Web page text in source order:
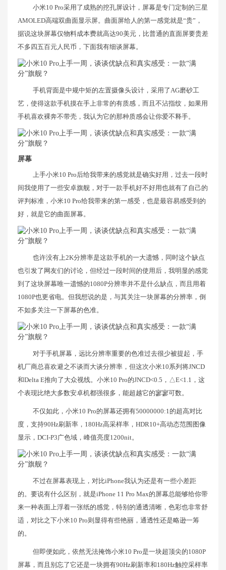
小米10 Pro采用了成熟的挖孔屏设计，屏幕是专门定制的三星
AMOLED高端双曲面显示屏。曲面屏给人的第一感觉就是“贵”，
据说这块屏幕仅物料成本费就高达90美元，比普通的直面屏要贵差
不多四五百元人民币，下面我有细谈屏幕。
手机背面是中规中矩的左置摄像头设计，采用了AG磨砂工
艺，使得这款手机摸在手上非常的有质感，而且不沾指纹，如果用
手机喜欢裸奔不带壳，我认为它的那种质感会让你爱不释手。
屏幕
上手小米10 Pro后给我带来的感觉就是确实好用，过去一段时
间我使用了一些安卓旗舰，对于一款手机好不好用也就有了自己的
评判标准，小米10 Pro给我带来的第一感受，也是最容易感受到的
好，就是它的曲面屏幕。
也许没有上2K分辨率是这款手机的一大遗憾，同时这个缺点
也引发了网友们的讨论，但经过一段时间的使用后，我明显的感觉
到了这块屏幕唯一遗憾的1080P分辨率并不是什么缺点，而且用着
1080P也更省电。但我想说的是，与其关注一块屏幕的分辨率，倒
不如多关注一下屏幕的色准。
对于手机屏幕，远比分辨率重要的色准过去很少被提起，手
机厂商总喜欢避之不谈而大谈分辨率，但这次小米10系列将JNCD
和Delta E推向了大众视线。小米10 Pro的JNCD<0.5，△E<1.1，这
个表现比绝大多数安卓机都强很多，能超越它的寥寥可数。
不仅如此，小米10 Pro的屏幕还拥有50000000:1的超高对比
度，支持90Hz刷新率，180Hz高采样率，HDR10+高动态范围图像
显示，DCI-P3广色域，峰值亮度1200nit。
不过在屏幕表现上，对比iPhone我认为还是有一些小差距
的。要说有什么区别，就是iPhone 11 Pro Max的屏幕总能够给你带
来一种表面上浮着一张纸的感觉，特别的通透清晰，色彩也非常舒
适，对比之下小米10 Pro则显得有些艳丽，通透性还是略逊一筹
的。
但即便如此，依然无法掩饰小米10 Pro是一块超顶尖的1080P
屏幕，而且别忘了它还是一块拥有90Hz刷新率和180Hz触控采样率